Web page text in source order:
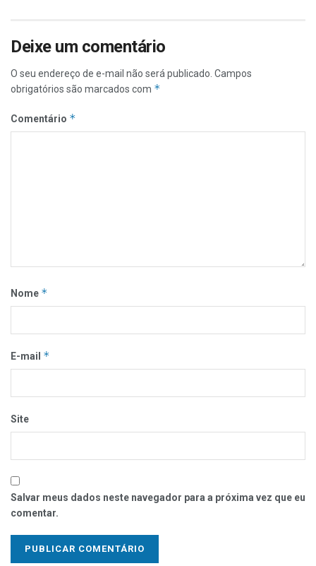
Deixe um comentário
O seu endereço de e-mail não será publicado. Campos
obrigatórios são marcados com *
Comentário *
Nome *
E-mail *
Site
Salvar meus dados neste navegador para a próxima vez que eu
comentar.